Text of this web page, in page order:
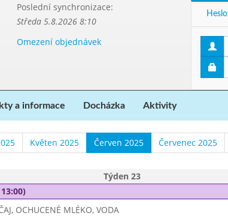
Poslední synchronizace:
Středa 5.8.2026 8:10
Omezení objednávek
Heslo
a informace Docházka Aktivity
Květen 2025 Červen 2025 Červenec 2025
Týden 23
OCHUCENÉ MLÉKO, VODA